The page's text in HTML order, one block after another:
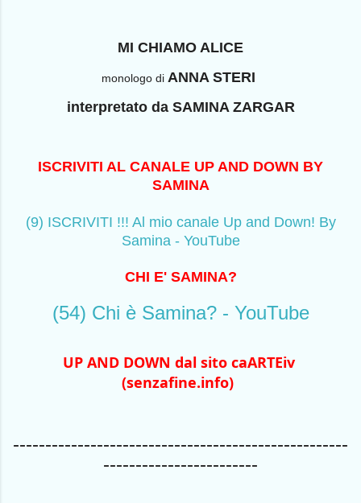
MI CHIAMO ALICE
monologo di ANNA STERI
interpretato da SAMINA ZARGAR
ISCRIVITI AL CANALE UP AND DOWN BY
SAMINA
(9) ISCRIVITI !!! Al mio canale Up and Down! By
Samina - YouTube
CHI E' SAMINA?
(54) Chi è Samina? - YouTube
UP AND DOWN dal sito caARTEiv
(senzafine.info)
----------------------------------------------------
------------------------